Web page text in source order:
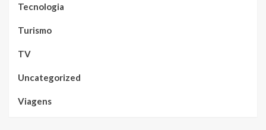
Tecnologia
Turismo
TV
Uncategorized
Viagens